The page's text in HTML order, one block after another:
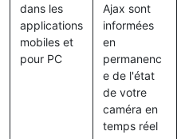
dans les
applications
mobiles et
pour PC
Ajax sont
informées
en
permanenc
e de l'état
de votre
caméra en
temps réel